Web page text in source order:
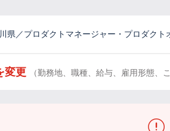
県／プロダクトマネージャー・プロダクト
変更 （勤務地、職種、給与、雇用形態、